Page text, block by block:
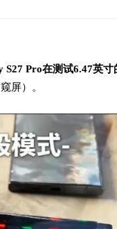
S27 Pro在测试6.47英
屏）。